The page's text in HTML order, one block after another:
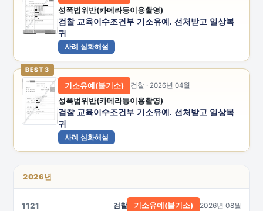
성폭법위반(카메라등이용촬영)
검찰 교육이수조건부 기소유예. 선처받고 일상복
귀
사례 심화해설
BEST 3
기소유예(불기소) 검찰 · 2026년 04월
성폭법위반(카메라등이용촬영)
검찰 교육이수조건부 기소유예. 선처받고 일상복
귀
사례 심화해설
2026년
1121 검찰 기소유예(불기소) 2026년 08월